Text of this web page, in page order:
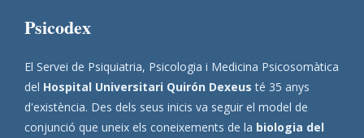
Psicodex
El Servei de Psiquiatria, Psicologia i Medicina Psicosomàtica
del Hospital Universitari Quirón Dexeus té 35 anys
d'existència. Des dels seus inicis va seguir el model de
conjunció que uneix els coneixements de la biologia del